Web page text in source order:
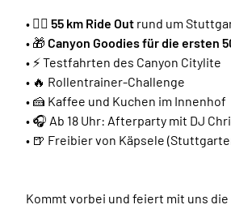
• 🚴‍♂️ 55 km Ride Out rund um
• 🎁 Canyon Goodies für die ersten
• ⚡ Testfahrten des Canyon Citylite
• 🔥 Rollentrainer-Challenge
• 🍰 Kaffee und Kuchen im Innenhof
• 🎧 Ab 18 Uhr: Afterparty mit DJ
• 🍺 Freibier von Käpsele
Kommt vorbei und feiert mit uns